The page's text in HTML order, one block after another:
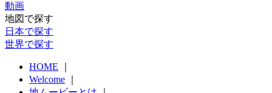
動画
地図で探す
日本で探す
世界で探す
HOME
Welcome